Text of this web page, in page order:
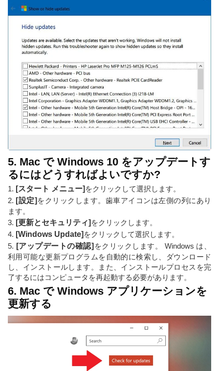
5. Mac で Windows 10 をアップデートす
るにはどうすればよいですか?
1. [スタート メニュー] をクリックして選択します。
2. [設定] をクリックします。歯車アイコンは左側の列にあり
ます。
3. [更新とセキュリティ] をクリックします。
4. [Windows Update] をクリックして選択します。
5. [アップデートの確認] をクリックします。 Windows は、
利用可能な更新プログラムを自動的に検索し、ダウンロード
し、インストールします。また、インストールプロセスを完
了するにはコンピュータを再起動する必要があります。
6. Mac で Windows アプリケーションを
更新する